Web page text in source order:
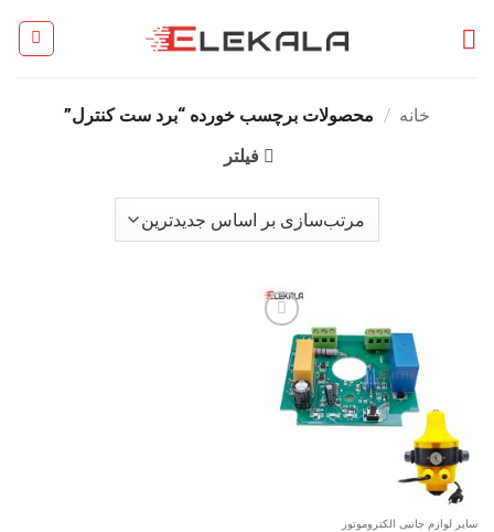
خانه / محصولات برچسب خورده “برد ست کنترل”
فیلتر
افزودن
به
علاقه
مندی
ها
سایر لوازم جانبی الکتروموتور